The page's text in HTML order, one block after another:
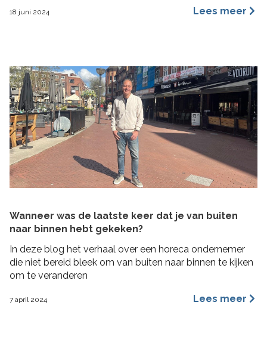
verschillende invalshoeken. In deze blog benoem ik de
18 juni 2024 Lees meer
Wanneer was de laatste keer dat je van buiten
naar binnen hebt gekeken?
In deze blog het verhaal over een horeca ondernemer
die niet bereid bleek om van buiten naar binnen te kijken
om te veranderen
7 april 2024 Lees meer